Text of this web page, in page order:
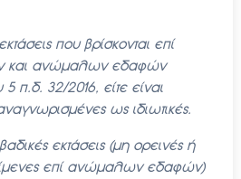
που βρίσκονται επί
και ανώμαλων εδαφών
π.δ. 32/2016, είτε είναι
ως ιδιωτικές.
εκτάσεις (μη ορεινές ή
επί ανώμαλων εδαφών)